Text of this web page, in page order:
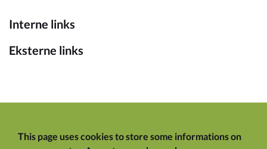
Interne links
Eksterne links
This page uses cookies to store some informations on